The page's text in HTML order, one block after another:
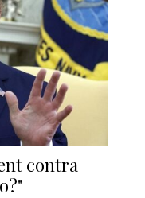
contra